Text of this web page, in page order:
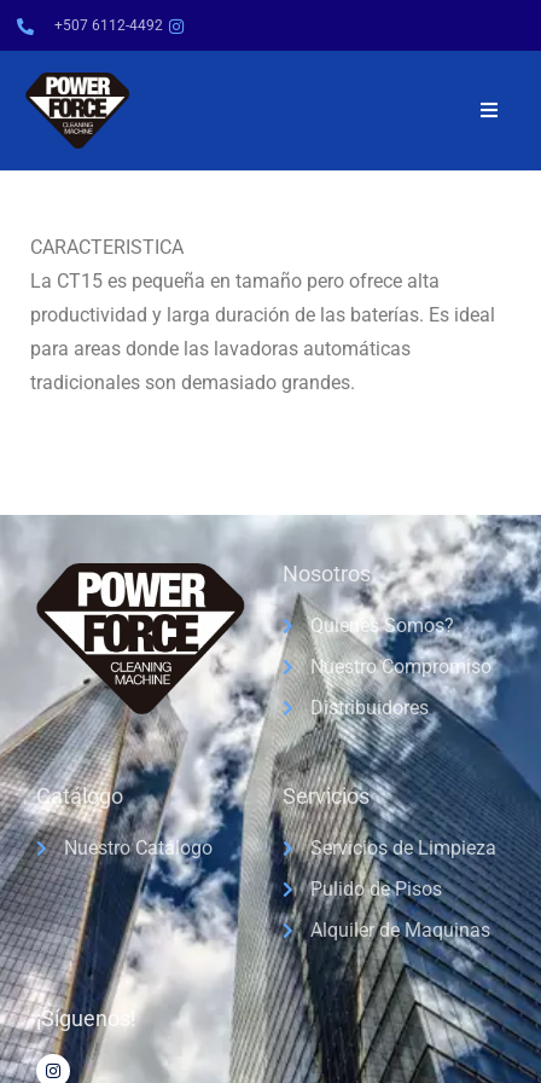
+507 6112-4492
INICIO
PRODUCTOS
SERVICIOS
CONTÁCTENOS
CARACTERISTICA
La CT15 es pequeña en tamaño pero ofrece alta
productividad y larga duración de las baterías. Es ideal
para areas donde las lavadoras automáticas
tradicionales son demasiado grandes.
Nosotros
Quienes Somos?
Nuestro Compromiso
Distribuidores
Catálogo
Nuestro Catálogo
Servicios
Servicios de Limpieza
Pulido de Pisos
Alquiler de Maquinas
¡Síguenos!